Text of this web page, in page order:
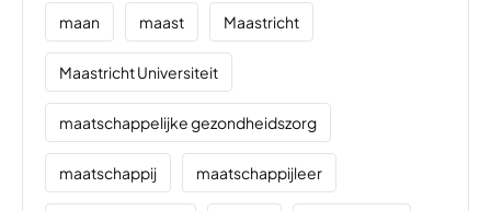
maan maast Maastricht
Maastricht Universiteit
maatschappelijke gezondheidszorg
maatschappij maatschappijleer